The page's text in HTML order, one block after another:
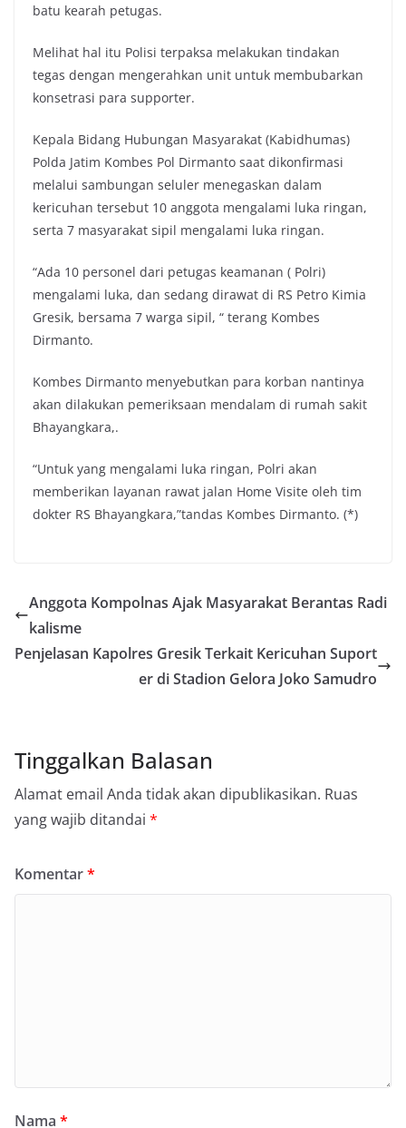
batu kearah petugas.
Melihat hal itu Polisi terpaksa melakukan tindakan
tegas dengan mengerahkan unit untuk membubarkan
konsetrasi para supporter.
Kepala Bidang Hubungan Masyarakat (Kabidhumas)
Polda Jatim Kombes Pol Dirmanto saat dikonfirmasi
melalui sambungan seluler menegaskan dalam
kericuhan tersebut 10 anggota mengalami luka ringan,
serta 7 masyarakat sipil mengalami luka ringan.
“Ada 10 personel dari petugas keamanan ( Polri)
mengalami luka, dan sedang dirawat di RS Petro Kimia
Gresik, bersama 7 warga sipil, “ terang Kombes
Dirmanto.
Kombes Dirmanto menyebutkan para korban nantinya
akan dilakukan pemeriksaan mendalam di rumah sakit
Bhayangkara,.
“Untuk yang mengalami luka ringan, Polri akan
memberikan layanan rawat jalan Home Visite oleh tim
dokter RS Bhayangkara,”tandas Kombes Dirmanto. (*)
Anggota Kompolnas Ajak Masyarakat Berantas Radi
kalisme
Penjelasan Kapolres Gresik Terkait Kericuhan Suport
er di Stadion Gelora Joko Samudro
Tinggalkan Balasan
Alamat email Anda tidak akan dipublikasikan. Ruas
yang wajib ditandai *
Komentar*
Nama *